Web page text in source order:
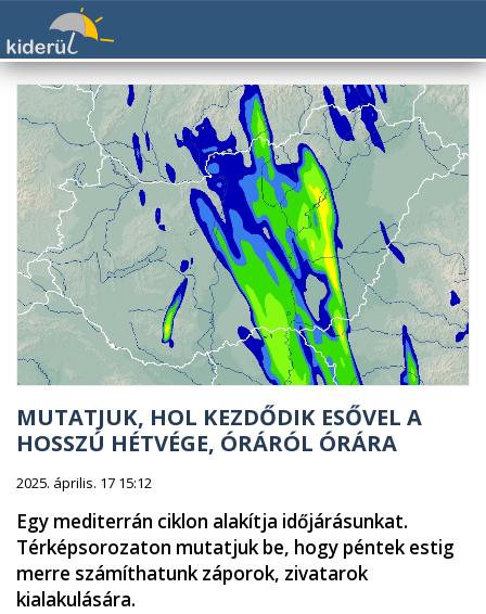
MUTATJUK, HOL KEZDŐDIK ESŐVEL A
HOSSZÚ HÉTVÉGE, ÓRÁRÓL ÓRÁRA
2025. április. 17 15:12
Egy mediterrán ciklon alakítja időjárásunkat.
Térképsorozaton mutatjuk be, hogy péntek estig
merre számíthatunk záporok, zivatarok
kialakulására.